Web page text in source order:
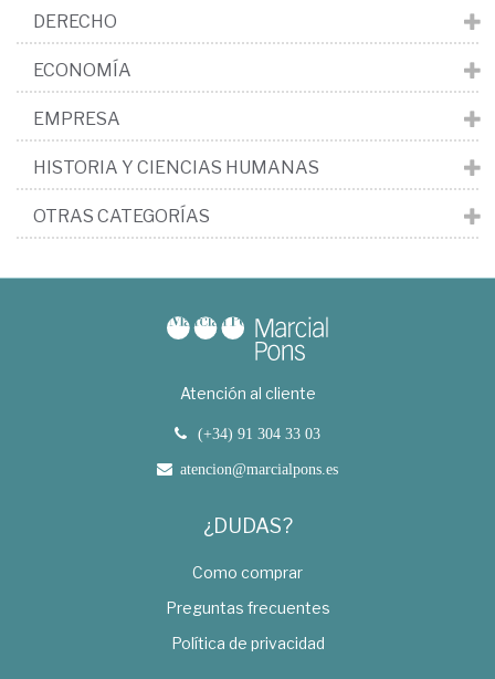
DERECHO
ECONOMÍA
EMPRESA
HISTORIA Y CIENCIAS HUMANAS
OTRAS CATEGORÍAS
Atención al cliente
(+34) 91 304 33 03
atencion@marcialpons.es
¿DUDAS?
Como comprar
Preguntas frecuentes
Política de privacidad